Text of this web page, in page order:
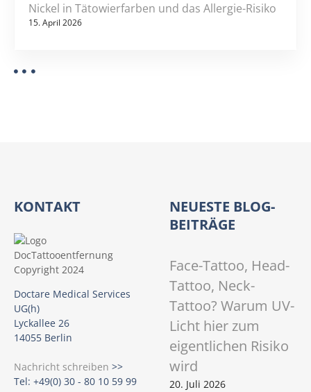
V
Nickel in Tätowierfarben und das Allergie-Risiko
15. April 2026
KONTAKT
Doctare Medical Services
UG(h)
Lyckallee 26
14055 Berlin
Nachricht schreiben >>
Tel: +49(0) 30 - 80 10 59 99
NEUESTE BLOG-
BEITRÄGE
Face-Tattoo, Head-
Tattoo, Neck-
Tattoo? Warum UV-
Licht hier zum
eigentlichen Risiko
wird
20. Juli 2026